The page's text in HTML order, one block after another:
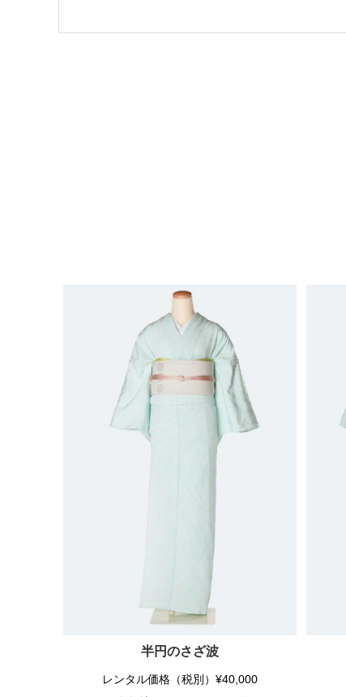
半円のさざ波
レンタル価格（税別）¥40,000